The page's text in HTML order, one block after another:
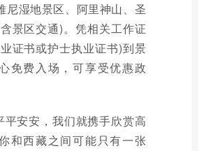
尼湿地景区、阿里神山、圣
景区交通)。凭相关工作证
证书或护士执业证书)到景
免费入场，可享受优惠政
平安安，我们就携手欣赏高
和西藏之间可能只有一张